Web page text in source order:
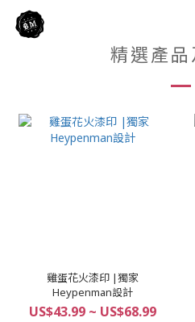
精選產品
雞蛋花火漆印 |獨家
Heypenman設計
US$43.99 ~ US$68.99